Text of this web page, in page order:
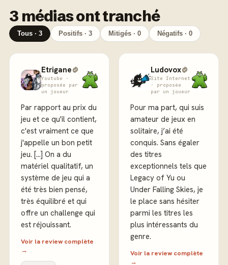
3 médias ont tranché
Tous · 3 Positifs · 3 Mitigés · 0 Négatifs · 0
Etrigane
Youtube ·
proposée par
un joueur
Par rapport au prix du
jeu et ce qu'il contient,
c'est vraiment ce que
j'appelle un bon petit
jeu. [...] On a du
matériel qualitatif, un
système de jeu qui a
été très bien pensé,
très équilibré et qui
offre un challenge qui
est réjouissant.
Voir la review complète
→
Ludovox
Site Internet
· proposée
par un joueur
Pour ma part, qui suis
amateur de jeux en
solitaire, j’ai été
conquis. Sans égaler
des titres
exceptionnels tels que
Legacy of Yu ou
Under Falling Skies, je
le place sans hésiter
parmi les titres les
plus intéressants du
genre.
Voir la review complète
→